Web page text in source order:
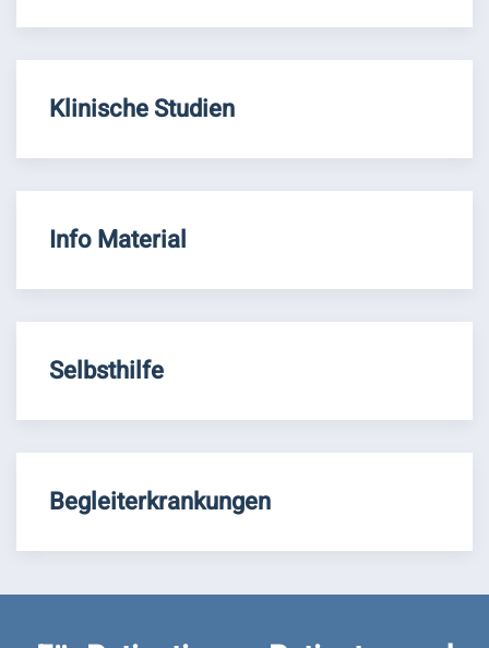
Klinische Studien
Info Material
Selbsthilfe
Begleiterkrankungen